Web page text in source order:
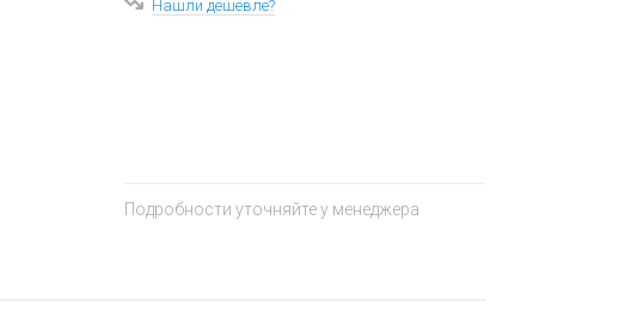
Нашли дешевле?
Подробности уточняйте у менеджера